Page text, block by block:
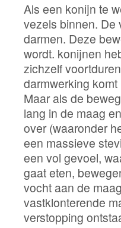
Als een konijn te
vezels binnen. De
darmen. Deze
wordt. konijnen
zichzelf
darmwerking
Maar als de
lang in de maag
over (waaronder
een massieve
een vol gevoel,
gaat eten,
vocht aan de
vastklonterende
verstopping